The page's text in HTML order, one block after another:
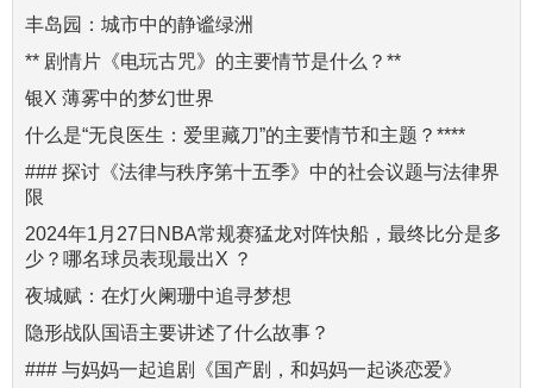
丰岛园：城市中的静谧绿洲
** 剧情片《电玩古咒》的主要情节是什么？**
银X 薄雾中的梦幻世界
什么是“无良医生：爱里藏刀”的主要情节和主题？****
### 探讨《法律与秩序第十五季》中的社会议题与法律界
限
2024年1月27日NBA常规赛猛龙对阵快船，最终比分是多
少？哪名球员表现最出X ？
夜城赋：在灯火阑珊中追寻梦想
隐形战队国语主要讲述了什么故事？
### 与妈妈一起追剧《国产剧，和妈妈一起谈恋爱》